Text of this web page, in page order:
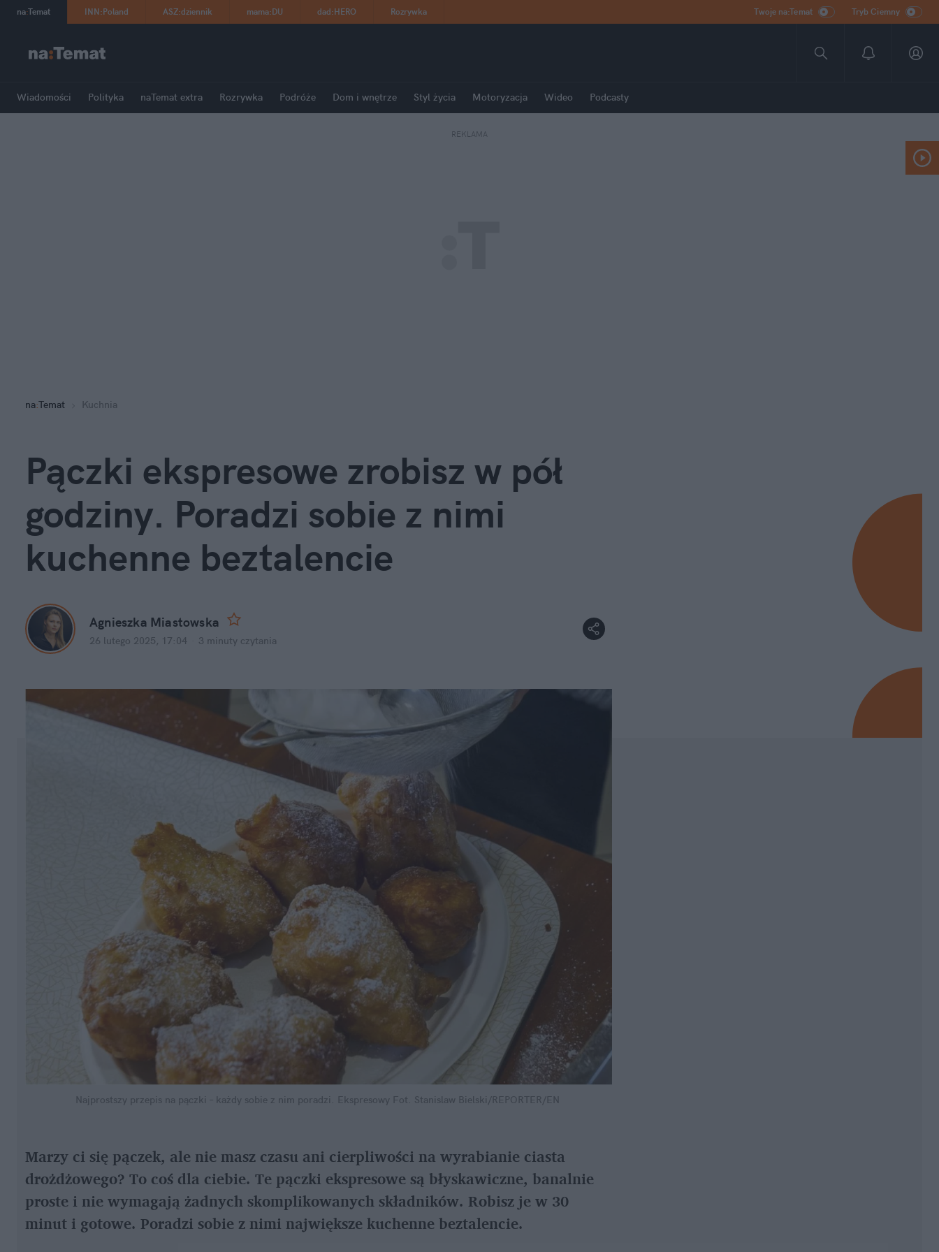
na:Temat INN:Poland ASZ:dziennik mama:DU dad:HERO Rozrywka Twoje na:Temat Tryb Ciemny
Wiadomości Polityka naTemat extra Rozrywka Podróże Dom i wnętrze Styl życia Motoryzacja Wideo Podcasty
REKLAMA
na:Temat Kuchnia
Pączki ekspresowe zrobisz w pół
godziny. Poradzi sobie z nimi
kuchenne beztalencie
Agnieszka Miastowska
26 lutego 2025, 17:04 3 minuty czytania
Najprostszy przepis na pączki – każdy sobie z nim poradzi. Ekspresowy Fot. Stanislaw Bielski/REPORTER/EN
Marzy ci się pączek, ale nie masz czasu ani cierpliwości na wyrabianie ciasta
drożdżowego? To coś dla ciebie. Te pączki ekspresowe są błyskawiczne, banalnie
proste i nie wymagają żadnych skomplikowanych składników. Robisz je w 30
minut i gotowe. Poradzi sobie z nimi największe kuchenne beztalencie.